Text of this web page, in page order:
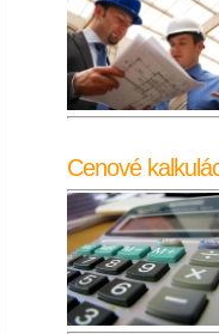
Cenové